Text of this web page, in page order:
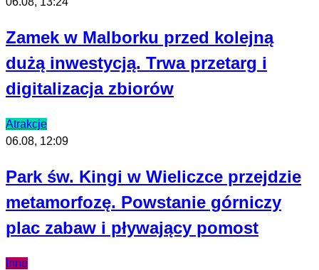
Zamek w Malborku przed kolejną
dużą inwestycją. Trwa przetarg i
digitalizacja zbiorów
Atrakcje
06.08, 12:09
Park św. Kingi w Wieliczce przejdzie
metamorfozę. Powstanie górniczy
plac zabaw i pływający pomost
Inne